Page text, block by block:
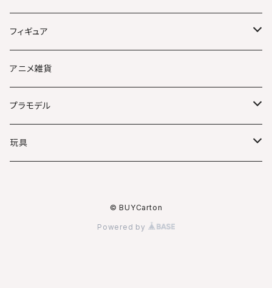
ポケモンカード
ワンピースカード
MTG マジックザギャザリング
ロルカナ
フィギュア
アニメキャラクター
美少女
映画キャラクター
アニメ雑貨
プラモデル
その他
玩具
© BUYCarton
Powered by